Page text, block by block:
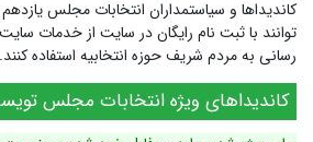
توانند با ثبت نام رایگان در سایت از خدمات
رسانی به مردم شریف حوزه انتخابیه استفاده کنند.
کاندیداهای ویژه انتخابات مجلس